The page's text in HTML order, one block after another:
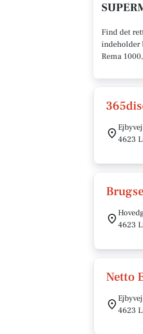
Find det
indeholder
Rema
4623
4623
Netto
4623